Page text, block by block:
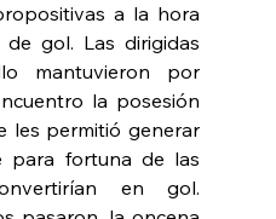
a la hora
gol. Las dirigidas
mantuvieron por
la posesión
les permitió generar
para fortuna de las
en gol.